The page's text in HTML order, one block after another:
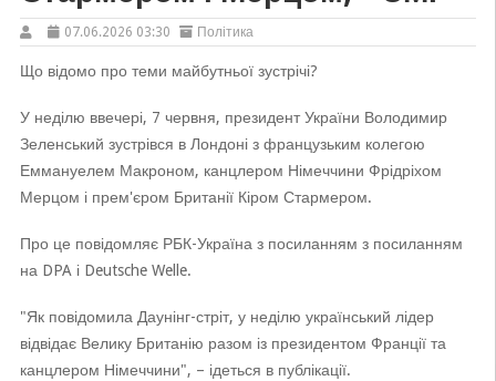
07.06.2026 03:30 Політика
Що відомо про теми майбутньої зустрічі?
У неділю ввечері, 7 червня, президент України Володимир
Зеленський зустрівся в Лондоні з французьким колегою
Еммануелем Макроном, канцлером Німеччини Фрідріхом
Мерцом і прем'єром Британії Кіром Стармером.
Про це повідомляє РБК-Україна з посиланням з посиланням
на DPA і Deutsche Welle.
"Як повідомила Даунінг-стріт, у неділю український лідер
відвідає Велику Британію разом із президентом Франції та
канцлером Німеччини", – ідеться в публікації.